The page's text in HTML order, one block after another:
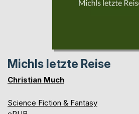
Michls letzte Reise
Christian Much
Science Fiction & Fantasy